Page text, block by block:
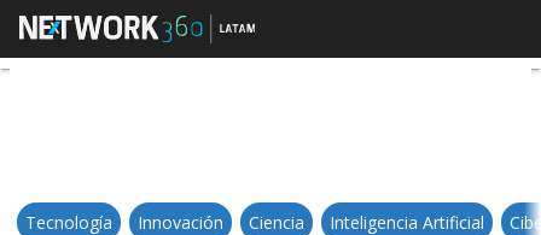
Minciencias busca proyectos
Tecnología Innovación Ciencia Inteligencia Artificial